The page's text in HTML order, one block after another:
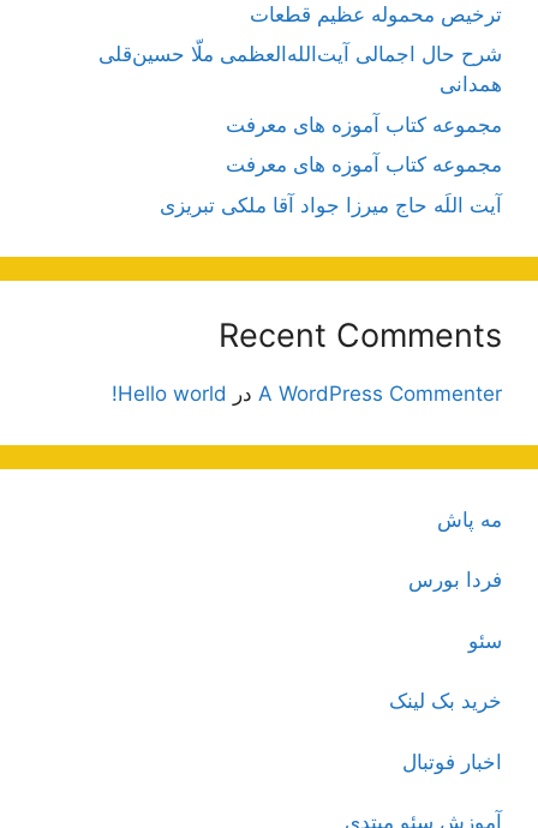
ترخیص محموله عظیم قطعات
شرح حال اجمالی آیت‌الله‌العظمی ملّا حسین‌قلی
همدانی
مجموعه کتاب آموزه های معرفت
مجموعه کتاب آموزه های معرفت
آیت اللَه حاج میرزا جواد آقا ملکی تبریزی
Recent Comments
A WordPress Commenter در Hello world!
مه پاش
فردا بورس
سئو
خرید بک لینک
اخبار فوتبال
آموزش سئو مبتدی